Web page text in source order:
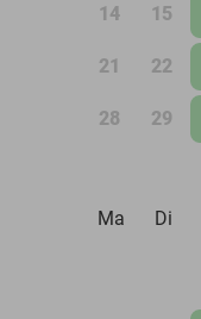
14 15
21 22
28 29
Ma
Di